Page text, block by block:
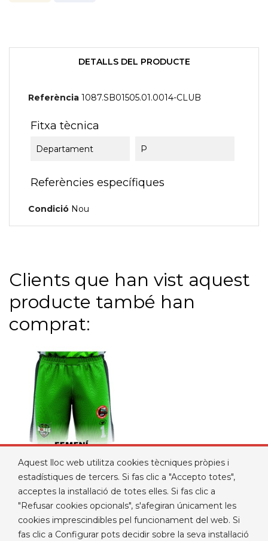
DETALLS DEL PRODUCTE
Referència 1087.SB01505.01.0014-CLUB
Fitxa tècnica
Departament P
Referències específiques
Condició Nou
Clients que han vist aquest
producte també han
comprat:
PANTALÓ DE JOC CB
ROSES FEMENÍ
Preu
19,00 €
Aquest lloc web utilitza cookies tècniques pròpies i
estadístiques de tercers. Si fas clic a "Accepto totes",
acceptes la instal·lació de totes elles. Si fas clic a
"Refusar cookies opcionals", s'afegiran únicament les
cookies imprescindibles pel funcionament del web. Si
fas clic a Configurar pots decidir sobre la seva instal·lació